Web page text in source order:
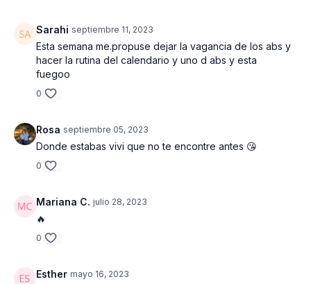
Sarahi septiembre 11, 2023
Esta semana me.propuse dejar la vagancia de los abs y
hacer la rutina del calendario y uno d abs y esta
fuegoo
0
Rosa septiembre 05, 2023
Donde estabas vivi que no te encontre antes 😘
0
Mariana C. julio 28, 2023
🔥
0
Esther mayo 16, 2023